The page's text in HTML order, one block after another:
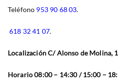
Teléfono 953 90 68 03.
618 32 41 07.
Localización C/ Alonso de Molina,
Horario 08:00 – 14:30 / 15:00 –